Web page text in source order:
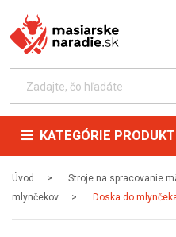
KATEGÓRIE
Úvod Stroje na spracovanie
mlynčekov
Doska do